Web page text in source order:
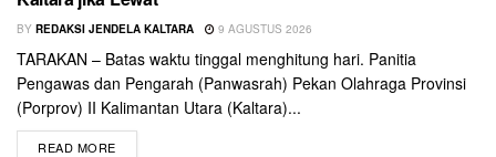
BY REDAKSI JENDELA KALTARA 9 AGUSTUS 2026
TARAKAN – Batas waktu tinggal menghitung hari. Panitia
Pengawas dan Pengarah (Panwasrah) Pekan Olahraga Provinsi
(Porprov) II Kalimantan Utara (Kaltara)...
READ MORE